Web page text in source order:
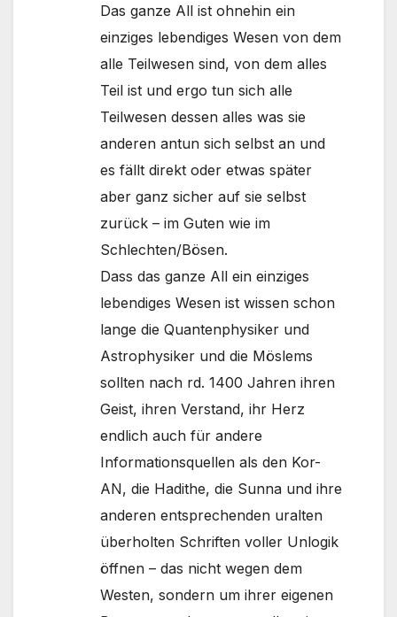
Das ganze All ist ohnehin ein
einziges lebendiges Wesen von dem
alle Teilwesen sind, von dem alles
Teil ist und ergo tun sich alle
Teilwesen dessen alles was sie
anderen antun sich selbst an und
es fällt direkt oder etwas später
aber ganz sicher auf sie selbst
zurück – im Guten wie im
Schlechten/Bösen.
Dass das ganze All ein einziges
lebendiges Wesen ist wissen schon
lange die Quantenphysiker und
Astrophysiker und die Möslems
sollten nach rd. 1400 Jahren ihren
Geist, ihren Verstand, ihr Herz
endlich auch für andere
Informationsquellen als den Kor-
AN, die Hadithe, die Sunna und ihre
anderen entsprechenden uralten
überholten Schriften voller Unlogik
öffnen – das nicht wegen dem
Westen, sondern um ihrer eigenen